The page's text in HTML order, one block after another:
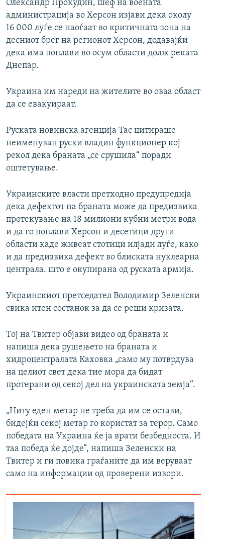
Олександр Прокудин, шеф на воената
администрација во Херсон изјави дека околу
16 000 луѓе се наоѓаат во критичната зона на
десниот брег на регионот Херсон, додавајќи
дека има поплави во осум области долж реката
Днепар.
Украина им нареди на жителите во оваа област
да се евакуираат.
Руската новинска агенција Тас цитираше
неименуван руски владин функционер кој
рекол дека браната „се срушила“ поради
оштетување.
Украинските власти претходно предупредија
дека дефектот на браната може да предизвика
протекување на 18 милиони кубни метри вода
и да го поплави Херсон и десетици други
области каде живеат стотици илјади луѓе, како
и да предизвика дефект во блиската нуклеарна
централа. што е окупирана од руската армија.
Украинскиот претседател Володимир Зеленски
свика итен состанок за да се реши кризата.
Тој на Твитер објави видео од браната и
напиша дека рушењето на браната и
хидроцентралата Каховка „само му потврдува
на целиот свет дека тие мора да бидат
протерани од секој дел на украинската земја“.
„Ниту еден метар не треба да им се остави,
бидејќи секој метар го користат за терор. Само
победата на Украина ќе ја врати безбедноста. И
таа победа ќе дојде“, напиша Зеленски на
Твитер и ги повика граѓаните да им веруваат
само на информации од проверени извори.